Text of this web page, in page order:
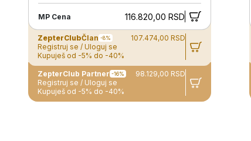
MP Cena 116.820,00 RSD
ZepterClubČlan -8%
107.474,00 RSD
Registruj se / Uloguj se
Kupuješ od -5% do -40%
ZepterClub Partner -16%
98.129,00 RSD
Registruj se / Uloguj se
Kupuješ od -5% do -40%